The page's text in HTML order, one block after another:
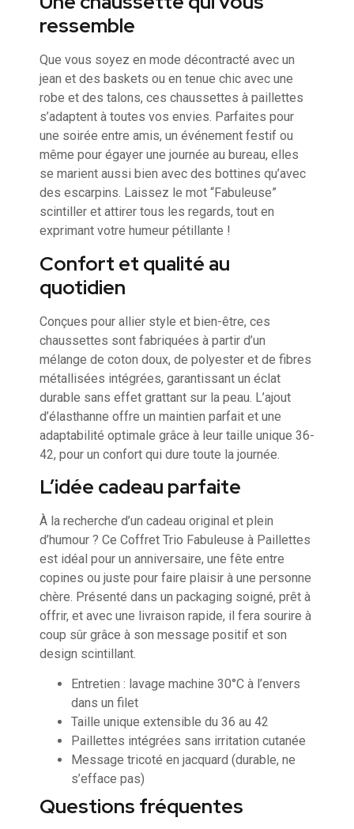
ressemble
Que vous soyez en mode décontracté avec un
jean et des baskets ou en tenue chic avec une
robe et des talons, ces chaussettes à paillettes
s’adaptent à toutes vos envies. Parfaites pour
une soirée entre amis, un événement festif ou
même pour égayer une journée au bureau, elles
se marient aussi bien avec des bottines qu’avec
des escarpins. Laissez le mot “Fabuleuse”
scintiller et attirer tous les regards, tout en
exprimant votre humeur pétillante !
Confort et qualité au
quotidien
Conçues pour allier style et bien-être, ces
chaussettes sont fabriquées à partir d’un
mélange de coton doux, de polyester et de fibres
métallisées intégrées, garantissant un éclat
durable sans effet grattant sur la peau. L’ajout
d’élasthanne offre un maintien parfait et une
adaptabilité optimale grâce à leur taille unique 36-
42, pour un confort qui dure toute la journée.
L’idée cadeau parfaite
À la recherche d’un cadeau original et plein
d’humour ? Ce Coffret Trio Fabuleuse à Paillettes
est idéal pour un anniversaire, une fête entre
copines ou juste pour faire plaisir à une personne
chère. Présenté dans un packaging soigné, prêt à
offrir, et avec une livraison rapide, il fera sourire à
coup sûr grâce à son message positif et son
design scintillant.
Entretien : lavage machine 30°C à l’envers
dans un filet
Taille unique extensible du 36 au 42
Paillettes intégrées sans irritation cutanée
Message tricoté en jacquard (durable, ne
s’efface pas)
Questions fréquentes